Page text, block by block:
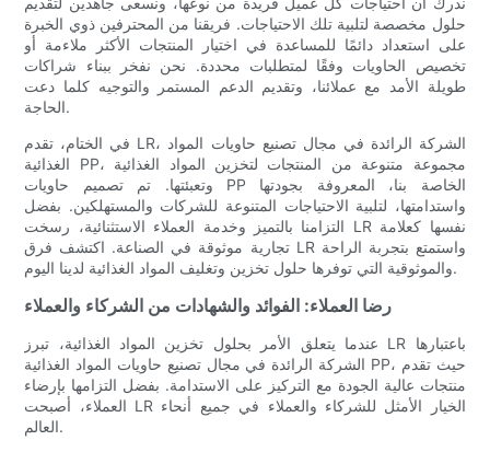
حلول مخصصة لتلبية تلك الاحتياجات. فريقنا من المحترفين ذوي الخبرة
على استعداد دائمًا للمساعدة في اختيار المنتجات الأكثر ملاءمة أو
تخصيص الحاويات وفقًا لمتطلبات محددة. نحن نفخر ببناء شراكات
طويلة الأمد مع عملائنا، وتقديم الدعم المستمر والتوجيه كلما دعت
الحاجة.
في الختام، تقدم LR، الشركة الرائدة في مجال تصنيع حاويات المواد
الغذائية PP، مجموعة متنوعة من المنتجات لتخزين المواد الغذائية
وتعبئتها. تم تصميم حاويات PP الخاصة بنا، المعروفة بجودتها
واستدامتها، لتلبية الاحتياجات المتنوعة للشركات والمستهلكين. بفضل
التزامنا بالتميز وخدمة العملاء الاستثنائية، رسخت LR نفسها كعلامة
تجارية موثوقة في الصناعة. اكتشف فرق LR واستمتع بتجربة الراحة
والموثوقية التي توفرها حلول تخزين وتغليف المواد الغذائية لدينا اليوم.
رضا العملاء: الفوائد والشهادات من الشركاء والعملاء
عندما يتعلق الأمر بحلول تخزين المواد الغذائية، تبرز LR باعتبارها
الشركة الرائدة في مجال تصنيع حاويات المواد الغذائية PP، حيث تقدم
منتجات عالية الجودة مع التركيز على الاستدامة. بفضل التزامها بإرضاء
العملاء، أصبحت LR الخيار الأمثل للشركاء والعملاء في جميع أنحاء
العالم.